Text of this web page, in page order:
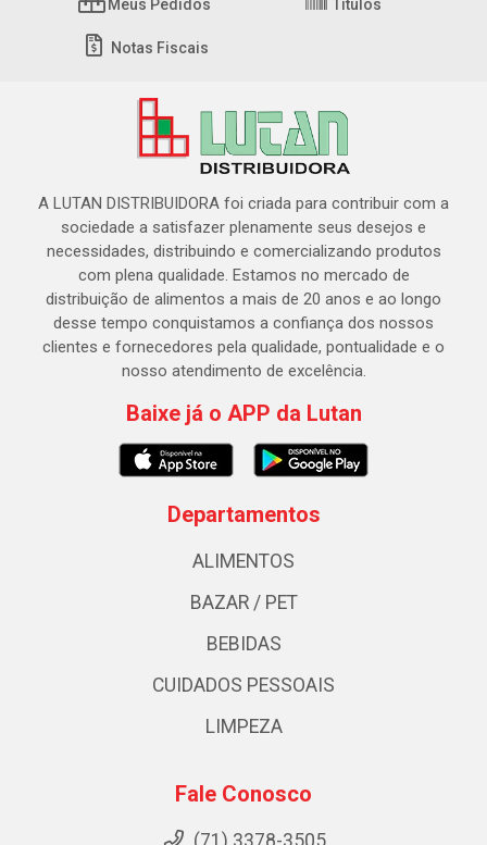
Meus Pedidos Títulos
Notas Fiscais
A LUTAN DISTRIBUIDORA foi criada para contribuir com a
sociedade a satisfazer plenamente seus desejos e
necessidades, distribuindo e comercializando produtos
com plena qualidade. Estamos no mercado de
distribuição de alimentos a mais de 20 anos e ao longo
desse tempo conquistamos a confiança dos nossos
clientes e fornecedores pela qualidade, pontualidade e o
nosso atendimento de excelência.
Baixe já o APP da Lutan
Departamentos
ALIMENTOS
BAZAR / PET
BEBIDAS
CUIDADOS PESSOAIS
LIMPEZA
Fale Conosco
(71) 3378-3505